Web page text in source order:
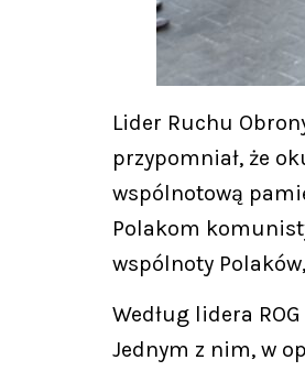
Lider Ruchu
przypomniał, że
wspólnotową
Polakom
wspólnoty
Według lidera
Jednym z nim, w